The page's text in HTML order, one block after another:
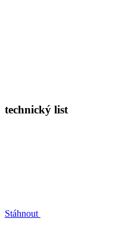
technický list
Stáhnout